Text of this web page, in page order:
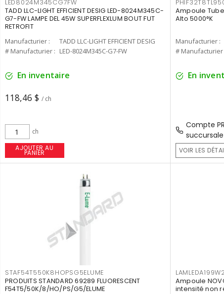
LED8024M345CG7FW
TADD LLC-LIGHT EFFICIENT DESIG LED-8024M345C-
G7-FW LAMPE DEL 45W SUPERFLEXLUM BOUT FUT
RETROFIT
Manufacturier :
TADD LLC-LIGHT EFFICIENT DESIG
# Manufacturier : LED-8024M345C-G7-FW
En inventaire
118,46 $ / ch
ch
AJOUTER AU
PANIER
Ampoule
Alto 5000°K
Manufacturier :
# Manufacturier
En
Compte
succursale
VOIR LES
STAF54T550K8HOPSG5ELUME
PRODUITS STANDARD 69289 FLUORESCENT
F54T5/50K/8/HO/PS/G5/ELUME
Ampoule
intensité non